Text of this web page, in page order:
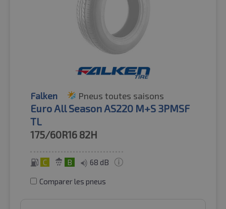
Falken Pneus toutes saisons
Euro All Season AS220 M+S 3PMSF
TL
175/60R16 82H
C B 68 dB
Comparer les pneus